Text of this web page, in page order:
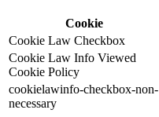
Cookie
Cookie Law Checkbox
Cookie Law Info Viewed
Cookie Policy
cookielawinfo-checkbox-non-
necessary